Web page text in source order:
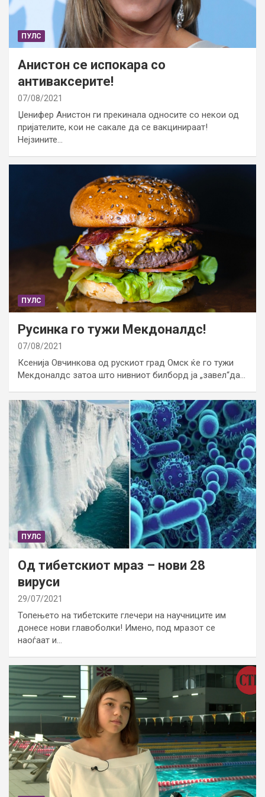
ПУЛС
Анистон се испокара со
антиваксерите!
07/08/2021
Џенифер Анистон ги прекинала односите со некои од
пријателите, кои не сакале да се вакцинираат!
Нејзините…
ПУЛС
Русинка го тужи Мекдоналдс!
07/08/2021
Ксенија Овчинкова од рускиот град Омск ќе го тужи
Мекдоналдс затоа што нивниот билборд ја „завел“да…
ПУЛС
Од тибетскиот мраз – нови 28
вируси
29/07/2021
Топењето на тибетските глечери на научниците им
донесе нови главоболки! Имено, под мразот се
наоѓаат и…